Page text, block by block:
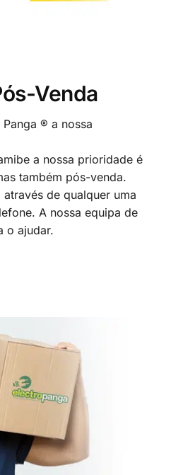
Venda
® a nossa
a nossa prioridade é
também pós-venda.
de qualquer uma
A nossa equipa de
o ajudar.